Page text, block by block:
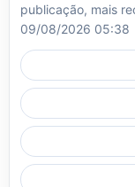
publicação, mais
09/08/2026 05:38